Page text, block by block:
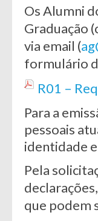
Os Alumni
Graduação
via email (
formulário
R01 –
Para a
pessoais
identidade
Pela
que podem